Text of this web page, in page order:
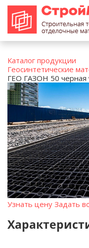
Каталог продукции
Геосинтетические
ГЕО ГАЗОН 50 черная
Узнать цену Задать